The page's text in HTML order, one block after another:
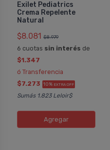
Exilet Pediatrics
Crema Repelente
Natural
$8.081 $8.979
6 cuotas sin interés de
$1.347
ó Transferencia
$7.273 10% EXTRA OFF
Sumás 1.823 Leloir$
Agregar